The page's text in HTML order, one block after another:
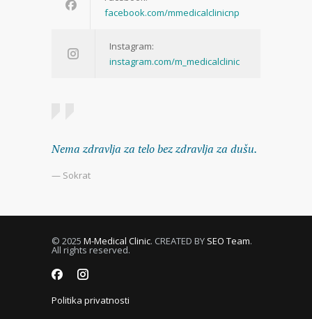
facebook.com/mmedicalclinicnp
Instagram:
instagram.com/m_medicalclinic
Nema zdravlja za telo bez zdravlja za dušu.
— Sokrat
© 2025 M-Medical Clinic. CREATED BY SEO Team.
All rights reserved.
Politika privatnosti